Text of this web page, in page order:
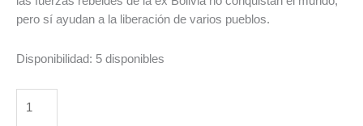
pero sí ayudan a la liberación de varios pueblos.
Disponibilidad: 5 disponibles
CUANDO